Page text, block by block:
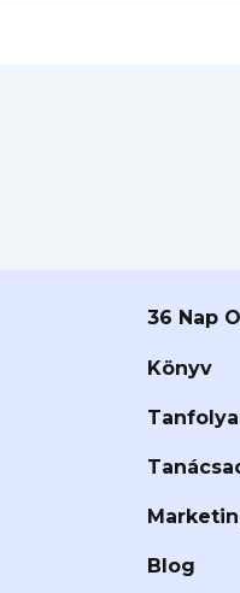
36 Nap
Könyv
Blog